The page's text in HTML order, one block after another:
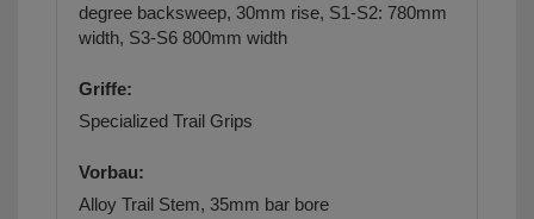
degree backsweep, 30mm rise, S1-S2: 780mm
width, S3-S6 800mm width
Griffe:
Specialized Trail Grips
Vorbau:
Alloy Trail Stem, 35mm bar bore